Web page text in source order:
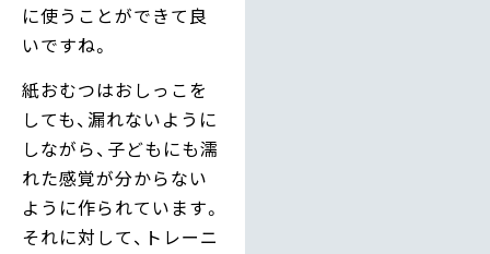
に使うことができて良
いですね。
紙おむつはおしっこを
しても、漏れないように
しながら、子どもにも濡
れた感覚が分からない
ように作られています。
それに対して、トレーニ